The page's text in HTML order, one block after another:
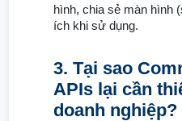
hình, chia sẻ màn hình
ích khi sử dụng.
3. Tại sao
APIs lại cần
doanh nghiệp?